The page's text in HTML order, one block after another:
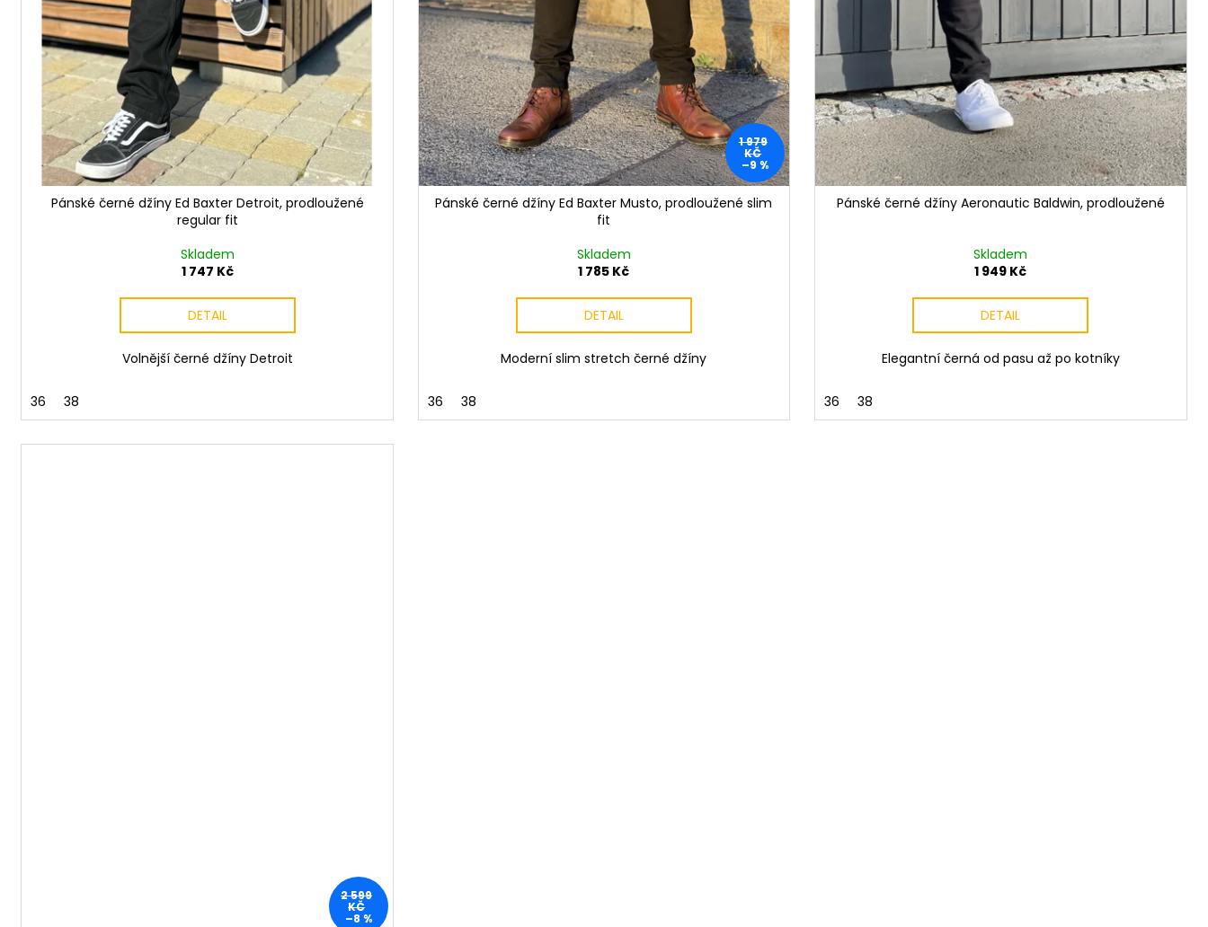
Pánské černé džíny Ed Baxter Detroit, prodloužené
regular fit
Skladem
1 747 Kč
DETAIL
Volnější černé džíny Detroit
36 38
1 979
KČ
–9 %
Pánské černé džíny Ed Baxter Musto, prodloužené slim
fit
Skladem
1 785 Kč
DETAIL
Moderní slim stretch černé džíny
36 38
Pánské černé džíny Aeronautic Baldwin, prodloužené
Skladem
1 949 Kč
DETAIL
Elegantní černá od pasu až po kotníky
36 38
2 599
KČ
–8 %